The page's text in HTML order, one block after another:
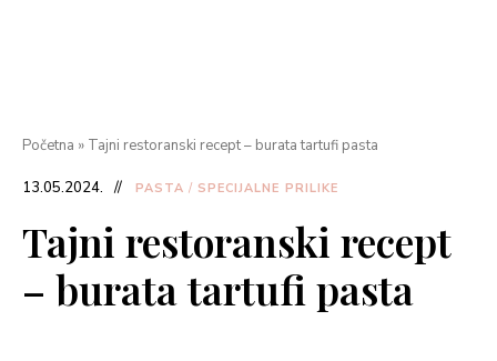
Početna » Tajni restoranski recept – burata tartufi pasta
13.05.2024. PASTA / SPECIJALNE PRILIKE
Tajni restoranski recept
– burata tartufi pasta